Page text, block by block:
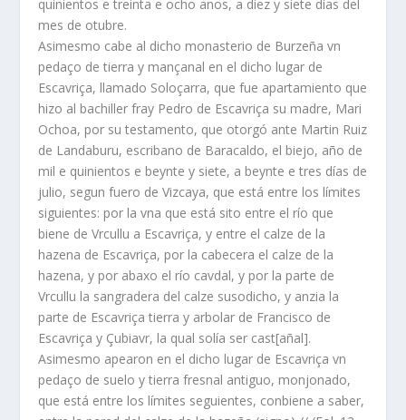
quinientos e treinta e ocho anos, a diez y siete días del
mes de otubre.
Asimesmo cabe al dicho monasterio de Burzeña vn
pedaço de tierra y mançanal en el dicho lugar de
Escavriça, llamado Soloçarra, que fue apartamiento que
hizo al bachiller fray Pedro de Escavriça su madre, Mari
Ochoa, por su testamento, que otorgó ante Martin Ruiz
de Landaburu, escribano de Baracaldo, el biejo, año de
mil e quinientos e beynte y siete, a beynte e tres días de
julio, segun fuero de Vizcaya, que está entre los límites
siguientes: por la vna que está sito entre el río que
biene de Vrcullu a Escavriça, y entre el calze de la
hazena de Escavriça, por la cabecera el calze de la
hazena, y por abaxo el río cavdal, y por la parte de
Vrcullu la sangradera del calze susodicho, y anzia la
parte de Escavriça tierra y arbolar de Francisco de
Escavriça y Çubiavr, la qual solía ser cast[añal].
Asimesmo apearon en el dicho lugar de Escavriça vn
pedaço de suelo y tierra fresnal antiguo, monjonado,
que está entre los límites seguientes, conbiene a saber,